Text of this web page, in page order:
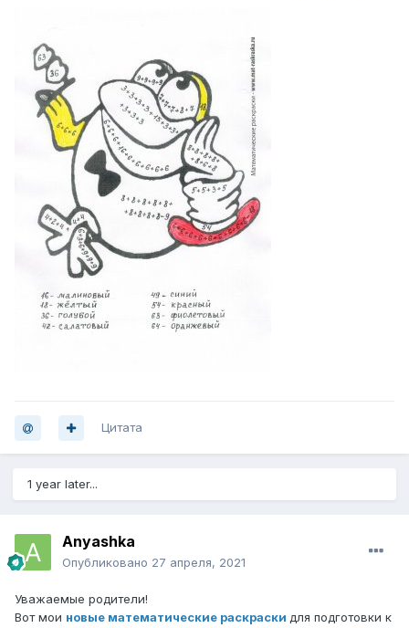
Цитата
1 year later...
Anyashka
Опубликовано 27 апреля, 2021
Уважаемые родители!
Вот мои новые математические раскраски для подготовки к